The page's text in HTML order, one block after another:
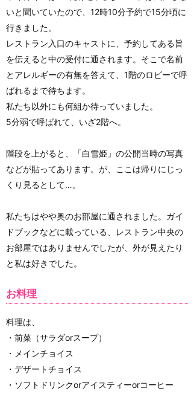
いと聞いていたので、12時10分予約で15分頃に
行きました。
レストラン入口のキャストに、予約してある旨
を伝えると中の受付に通されます。そこで名前
とアレルギーの有無を答えて、1階のロビーで呼
ばれるまで待ちます。
私たち以外にも何組か待っていました。
5分弱で呼ばれて、いざ2階へ。
階段を上がると、「白雪姫」の公開当時の写真
などが貼ってあります。が、ここは帰りにじっ
くり見るとして…。
私たちはやや奥のお部屋に通されました。ガイ
ドブックなどに載っている、レストラン中央の
お部屋ではありませんでしたが、外が見えたり
と私は好きでした。
お料理
料理は、
・前菜（サラダorスープ）
・メインチョイス
・デザートチョイス
・ソフトドリンクorアイスティーorコーヒー